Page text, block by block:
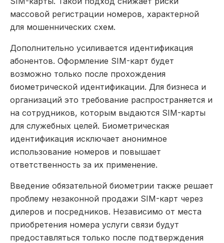
массовой регистрации номеров, характерной
для мошеннических схем.
Дополнительно усиливается идентификация
абонентов. Оформление SIM-карт будет
возможно только после прохождения
биометрической идентификации. Для бизнеса и
организаций это требование распространяется и
на сотрудников, которым выдаются SIM-карты
для служебных целей. Биометрическая
идентификация исключает анонимное
использование номеров и повышает
ответственность за их применение.
Введение обязательной биометрии также решает
проблему незаконной продажи SIM-карт через
дилеров и посредников. Независимо от места
приобретения номера услуги связи будут
предоставляться только после подтверждения